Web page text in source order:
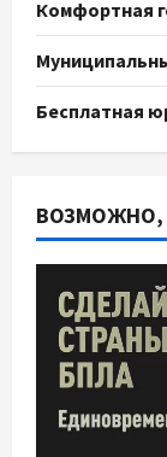
Комфортная
Бесплатная
ВОЗМОЖНО,